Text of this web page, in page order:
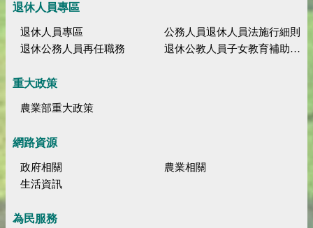
退休人員專區
退休人員專區
公務人員退休人員法施行細則
退休公務人員再任職務
退休公教人員子女教育補助規定
重大政策
農業部重大政策
網路資源
政府相關
農業相關
生活資訊
為民服務